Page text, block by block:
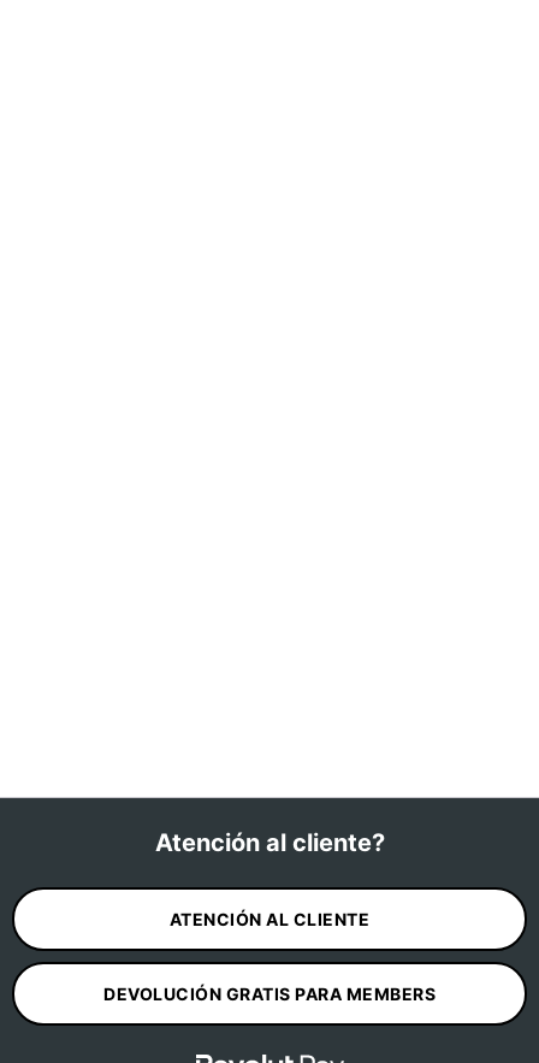
Atención al cliente?
ATENCIÓN AL CLIENTE
DEVOLUCIÓN GRATIS PARA MEMBERS